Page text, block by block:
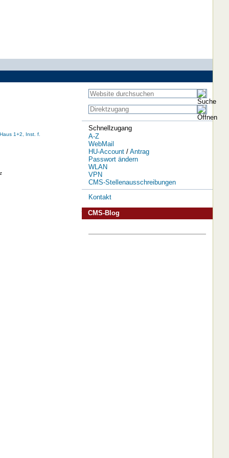
Haus 1+2, Inst. f.
Schnellzugang
A-Z
WebMail
HU-Account/ Antrag
Passwort ändern
WLAN
VPN
CMS-Stellenausschreibungen
Kontakt
CMS-Blog